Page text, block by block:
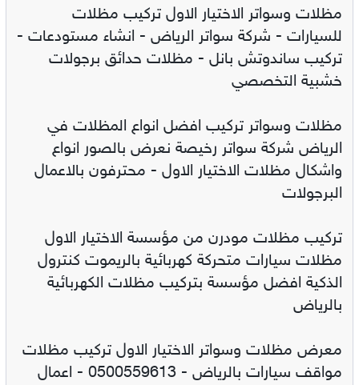
مظلات وسواتر الاختيار الاول تركيب مظلات
للسيارات - شركة سواتر الرياض - انشاء مستودعات -
تركيب ساندوتش بانل - مظلات حدائق برجولات
خشبية التخصصي
مظلات وسواتر تركيب افضل انواع المظلات في
الرياض شركة سواتر رخيصة نعرض بالصور انواع
واشكال مظلات الاختيار الاول - محترفون بالاعمال
البرجولات
تركيب مظلات مودرن من مؤسسة الاختيار الاول
مظلات سيارات متحركة كهربائية بالريموت كنترول
الذكية افضل مؤسسة بتركيب مظلات الكهربائية
بالرياض
معرض مظلات وسواتر الاختيار الاول تركيب مظلات
مواقف سيارات بالرياض - 0500559613 - اعمال